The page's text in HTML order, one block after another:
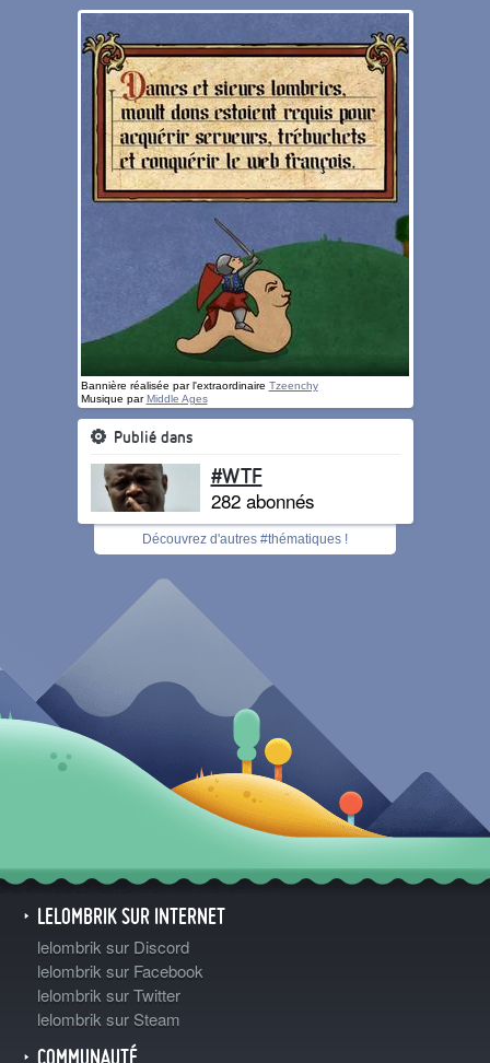
Bannière réalisée par l'extraordinaire Tzeenchy
Musique parMiddle Ages
Publié dans
#WTF
282 abonnés
Découvrez d'autres #thématiques !
LELOMBRIK SUR INTERNET
lelombrik sur Discord
lelombrik sur Facebook
lelombrik sur Twitter
lelombrik sur Steam
COMMUNAUTÉ